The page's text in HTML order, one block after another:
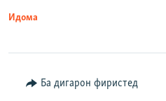
Идома
Ба дигарон фиристед